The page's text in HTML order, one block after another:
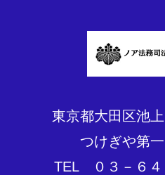
東京都大田区池
つけぎや第
TEL ０３－６４